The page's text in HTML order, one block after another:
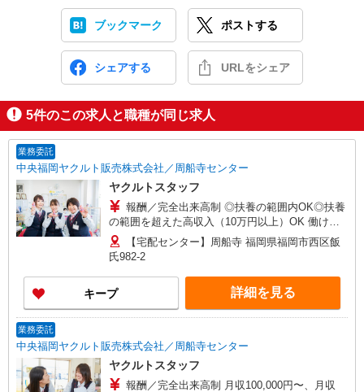
ブックマーク ポストする
シェアする URLをシェア
5件のこの求人と職種が同じ求人
業務委託
中央福岡ヤクルト販売株式会社／周船寺センター
ヤクルトスタッフ
報酬／完全出来高制 ◎扶養の範囲内OK◎扶養
の範囲を超えた高収入（10万円以上）OK 働ける
時間や環境に合わせて最大限に考慮します。 職場
体験実施！少しでも不安のある方、お気軽にお問
い合わせください！ ＊収入補償（10ヶ月）／月10
万円※研修・社員同行フォローも約2ヶ月間と充
実！ ◆商品買取りなし！しっかり稼げます◎ ※研
修期間／5日間／4000円／日 収入保障期間：10か
【宅配センター】周船寺 福岡県福岡市西区飯
氏982-2
キープ 詳細を見る
業務委託
中央福岡ヤクルト販売株式会社／周船寺センター
ヤクルトスタッフ
報酬／完全出来高制 月収100,000円〜、月収